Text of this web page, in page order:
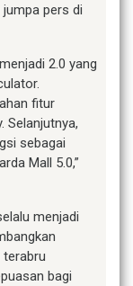
pers di
2.0 yang
fitur
Selanjutnya,
sebagai
Mall 5.0,”
menjadi
terabru
bagi